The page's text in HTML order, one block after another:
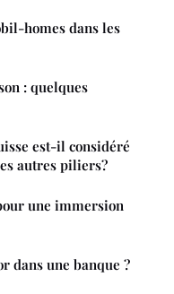
homes dans les
: quelques
est-il considéré
autres piliers?
une immersion
dans une banque ?